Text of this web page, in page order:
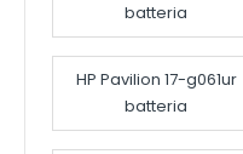
batteria
HP Pavilion 17-g061ur
batteria